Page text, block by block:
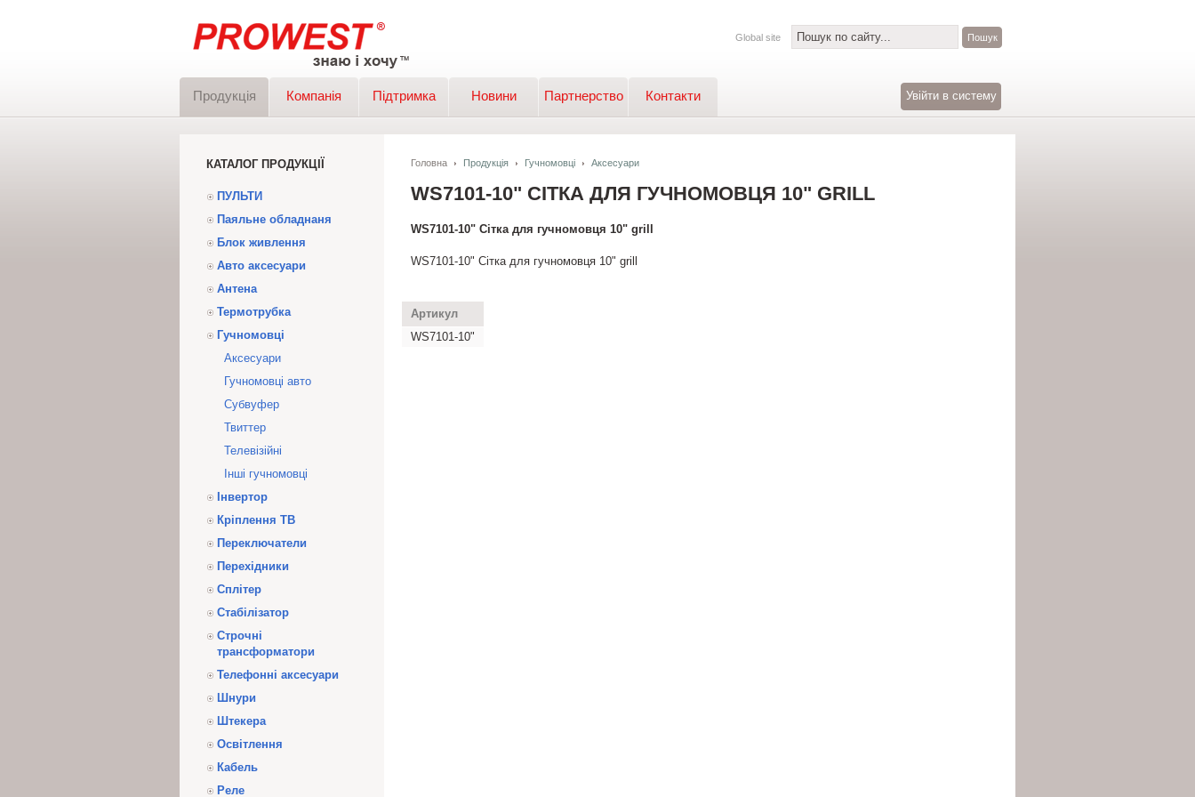
Global site
Продукція Компанія Підтримка Новини Партнерство Контакти Увійти в систему
КАТАЛОГ ПРОДУКЦІЇ
ПУЛЬТИ
Паяльне обладнаня
Блок живлення
Авто аксесуари
Антена
Термотрубка
Гучномовці
Аксесуари
Гучномовці авто
Субвуфер
Твиттер
Телевізійні
Інші гучномовці
Інвертор
Кріплення ТВ
Переключатели
Перехідники
Сплітер
Стабілізатор
Строчні
трансформатори
Телефонні аксесуари
Шнури
Штекера
Освітлення
Кабель
Реле
Головна Продукція Гучномовці Аксесуари
WS7101-10" СІТКА ДЛЯ ГУЧНОМОВЦЯ 10" GRILL
WS7101-10" Сітка для гучномовця 10" grill
WS7101-10" Сітка для гучномовця 10" grill
Артикул
WS7101-10"